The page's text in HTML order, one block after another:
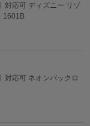
対応可 ディズニー リゾ
1601B
対応可 ネオンバックロ